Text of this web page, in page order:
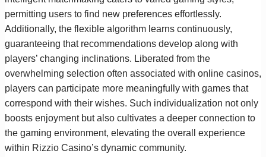
permitting users to find new preferences effortlessly.
Additionally, the flexible algorithm learns continuously,
guaranteeing that recommendations develop along with
players’ changing inclinations. Liberated from the
overwhelming selection often associated with online casinos,
players can participate more meaningfully with games that
correspond with their wishes. Such individualization not only
boosts enjoyment but also cultivates a deeper connection to
the gaming environment, elevating the overall experience
within Rizzio Casino’s dynamic community.